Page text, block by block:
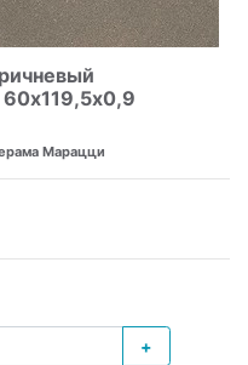
Марацци
+